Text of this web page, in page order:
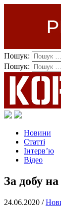
Пошук:
Пошук:
Новини
Статті
Інтерв’ю
Відео
За добу
24.06.2020 /